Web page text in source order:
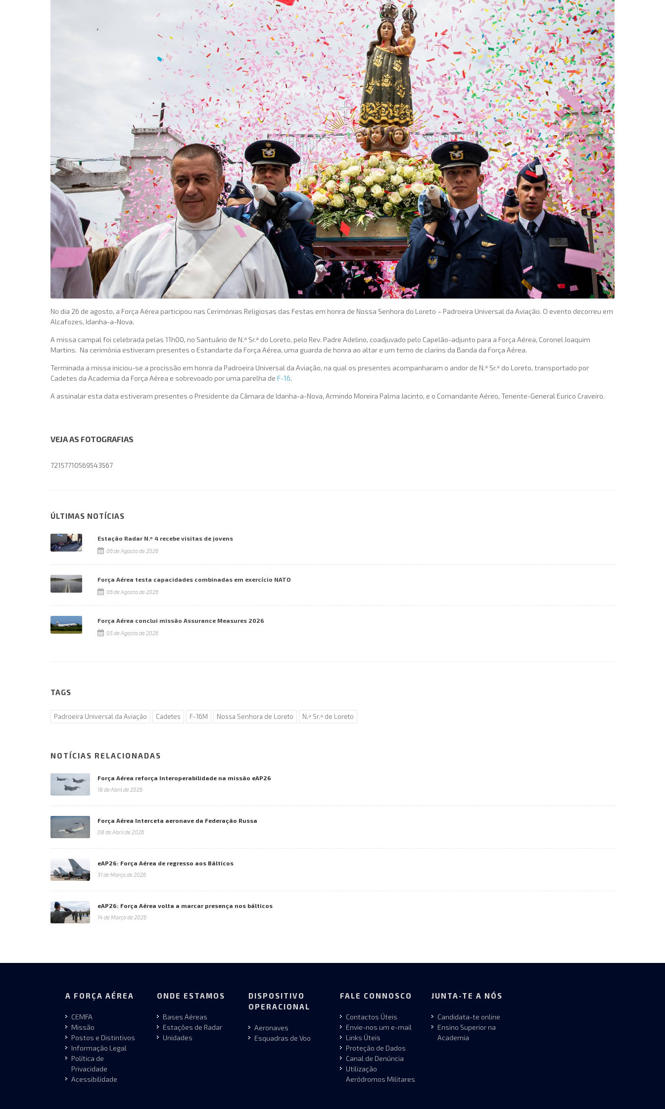
No dia 26 de agosto, a Força Aérea participou nas Cerimónias Religiosas das Festas em honra de Nossa Senhora do Loreto – Padroeira Universal da Aviação. O evento decorreu em
Alcafozes, Idanha-a-Nova.
A missa campal foi celebrada pelas 11h00, no Santuário de N.ª Sr.ª do Loreto, pelo Rev. Padre Adelino, coadjuvado pelo Capelão-adjunto para a Força Aérea, Coronel Joaquim
Martins. Na cerimónia estiveram presentes o Estandarte da Força Aérea, uma guarda de honra ao altar e um terno de clarins da Banda da Força Aérea.
Terminada a missa iniciou-se a procissão em honra da Padroeira Universal da Aviação, na qual os presentes acompanharam o andor de N.ª Sr.ª do Loreto, transportado por
Cadetes da Academia da Força Aérea e sobrevoado por uma parelha de F-16.
A assinalar esta data estiveram presentes o Presidente da Câmara de Idanha-a-Nova, Armindo Moreira Palma Jacinto, e o Comandante Aéreo, Tenente-General Eurico Craveiro.
VEJA AS FOTOGRAFIAS
72157710569543567
ÚLTIMAS NOTÍCIAS
Estação Radar N.º 4 recebe visitas de jovens
06 de Agosto de 2026
Força Aérea testa capacidades combinadas em exercício NATO
06 de Agosto de 2026
Força Aérea conclui missão Assurance Measures 2026
05 de Agosto de 2026
TAGS
Padroeira Universal da Aviação Cadetes F-16M Nossa Senhora de Loreto N.ª Sr.ª de Loreto
NOTÍCIAS RELACIONADAS
Força Aérea reforça Interoperabilidade na missão eAP26
18 de Abril de 2026
Força Aérea Interceta aeronave da Federação Russa
08 de Abril de 2026
eAP26: Força Aérea de regresso aos Bálticos
31 de Março de 2026
eAP26: Força Aérea volta a marcar presença nos bálticos
14 de Março de 2026
A FORÇA AÉREA
CEMFA
Missão
Postos e Distintivos
Informação Legal
Política de
Privacidade
Acessibilidade
ONDE ESTAMOS
Bases Aéreas
Estações de Radar
Unidades
DISPOSITIVO
OPERACIONAL
Aeronaves
Esquadras de Voo
FALE CONNOSCO
Contactos Úteis
Envie-nos um e-mail
Links Úteis
Proteção de Dados
Canal de Denúncia
Utilização
Aeródromos Militares
JUNTA-TE A NÓS
Candidata-te online
Ensino Superior na
Academia